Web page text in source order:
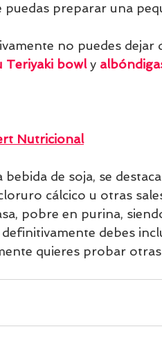
puedas preparar una
no puedes dejar
Teriyaki bowl y
Nutricional
bebida de soja, se
cálcico u otras
pobre en purina,
debes
quieres probar